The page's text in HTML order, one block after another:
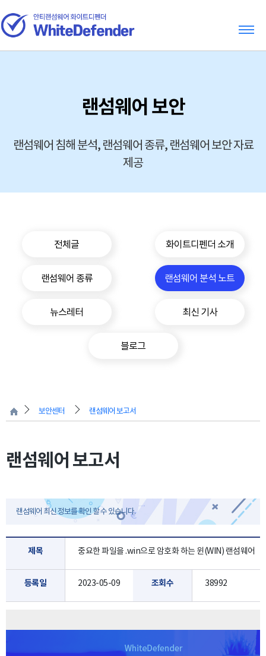
랜섬웨어 보안
랜섬웨어 침해 분석, 랜섬웨어 종류, 랜섬웨어 보안 자료
제공
전체글 화이트디펜더 소개
랜섬웨어 종류 랜섬웨어 분석 노트
뉴스레터 최신 기사
블로그
보안센터 랜섬웨어 보고서
랜섬웨어 보고서
랜섬웨어 최신 정보를 확인 할 수 있습니다.
제목 중요한 파일을 .win으로 암호화 하는 윈(WIN) 랜섬웨어
등록일 2023-05-09 조회수 38992